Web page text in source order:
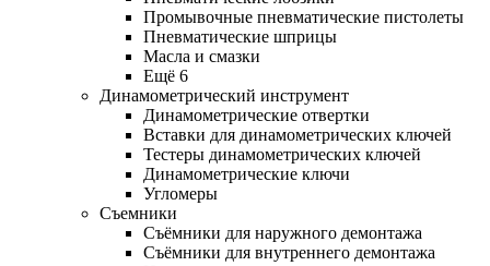
Промывочные пневматические пистолеты
Пневматические шприцы
Масла и смазки
Ещё 6
Динамометрический инструмент
Динамометрические отвертки
Вставки для динамометрических ключей
Тестеры динамометрических ключей
Динамометрические ключи
Угломеры
Съемники
Съёмники для наружного демонтажа
Съёмники для внутреннего демонтажа